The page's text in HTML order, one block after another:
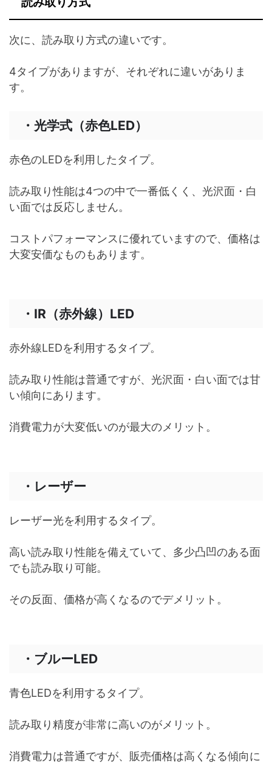
次に、読み取り方式の違いです。
4タイプがありますが、それぞれに違いがありま
す。
・光学式（赤色LED）
赤色のLEDを利用したタイプ。
読み取り性能は4つの中で一番低くく、光沢面・白
い面では反応しません。
コストパフォーマンスに優れていますので、価格は
大変安価なものもあります。
・IR（赤外線）LED
赤外線LEDを利用するタイプ。
読み取り性能は普通ですが、光沢面・白い面では甘
い傾向にあります。
消費電力が大変低いのが最大のメリット。
・レーザー
レーザー光を利用するタイプ。
高い読み取り性能を備えていて、多少凸凹のある面
でも読み取り可能。
その反面、価格が高くなるのでデメリット。
・ブルーLED
青色LEDを利用するタイプ。
読み取り精度が非常に高いのがメリット。
消費電力は普通ですが、販売価格は高くなる傾向に